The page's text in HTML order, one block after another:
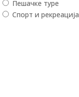
Пешачке туре
Спорт и рекреација